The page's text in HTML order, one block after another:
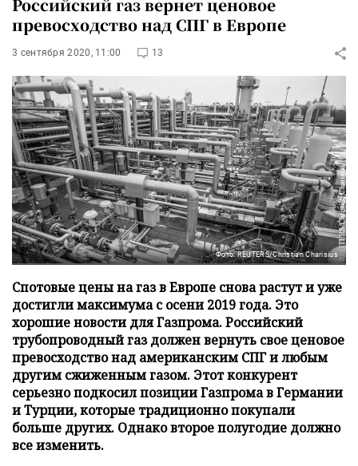
Российский газ вернет ценовое
превосходство над СПГ в Европе
3 сентября 2020, 11:00 13
Фото: REUTERS/Christian Charisius
Спотовые цены на газ в Европе снова растут и уже
достигли максимума с осени 2019 года. Это
хорошие новости для Газпрома. Российский
трубопроводный газ должен вернуть свое ценовое
превосходство над американским СПГ и любым
другим сжиженным газом. Этот конкурент
серьезно подкосил позиции Газпрома в Германии
и Турции, которые традиционно покупали
больше других. Однако второе полугодие должно
все изменить.